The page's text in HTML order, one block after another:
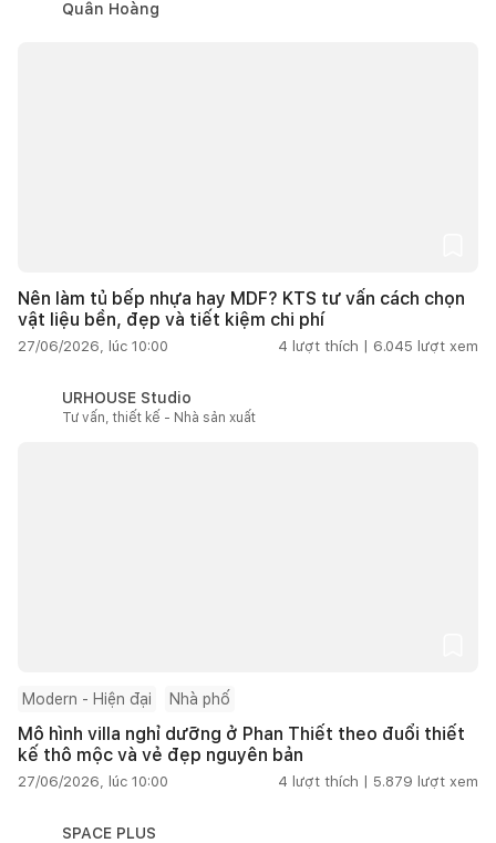
Quân Hoàng
Nên làm tủ bếp nhựa hay MDF? KTS tư vấn cách chọn
vật liệu bền, đẹp và tiết kiệm chi phí
27/06/2026, lúc 10:00 4 lượt thích | 6.045 lượt xem
URHOUSE Studio
Tư vấn, thiết kế - Nhà sản xuất
Modern - Hiện đại Nhà phố
Mô hình villa nghỉ dưỡng ở Phan Thiết theo đuổi thiết
kế thô mộc và vẻ đẹp nguyên bản
27/06/2026, lúc 10:00 4 lượt thích | 5.879 lượt xem
SPACE PLUS